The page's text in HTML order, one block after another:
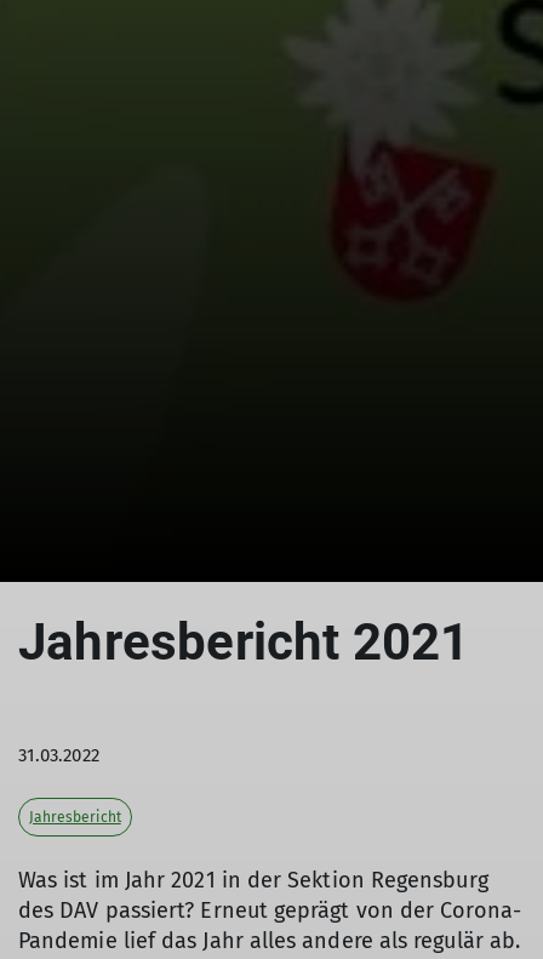
Jahresbericht 2021
31.03.2022
Jahresbericht
Was ist im Jahr 2021 in der Sektion Regensburg
des DAV passiert? Erneut geprägt von der Corona-
Pandemie lief das Jahr alles andere als regulär ab.